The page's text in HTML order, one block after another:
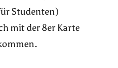
Studenten)
mit der 8er Karte